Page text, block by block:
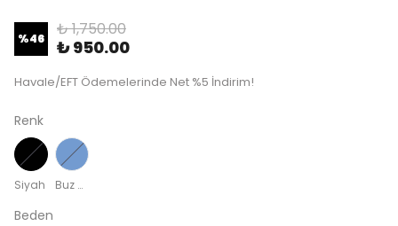
%46 ₺ 1,750.00
₺ 950.00
Havale/EFT Ödemelerinde Net %5 İndirim!
Renk
Siyah Buz Mavisi
Beden